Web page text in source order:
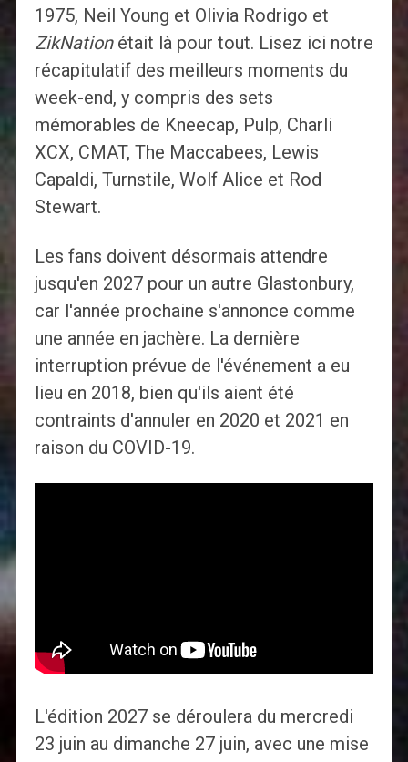
1975, Neil Young et Olivia Rodrigo et
ZikNation était là pour tout. Lisez ici notre
récapitulatif des meilleurs moments du
week-end, y compris des sets
mémorables de Kneecap, Pulp, Charli
XCX, CMAT, The Maccabees, Lewis
Capaldi, Turnstile, Wolf Alice et Rod
Stewart.
Les fans doivent désormais attendre
jusqu'en 2027 pour un autre Glastonbury,
car l'année prochaine s'annonce comme
une année en jachère. La dernière
interruption prévue de l'événement a eu
lieu en 2018, bien qu'ils aient été
contraints d'annuler en 2020 et 2021 en
raison du COVID-19.
L'édition 2027 se déroulera du mercredi
23 juin au dimanche 27 juin, avec une mise